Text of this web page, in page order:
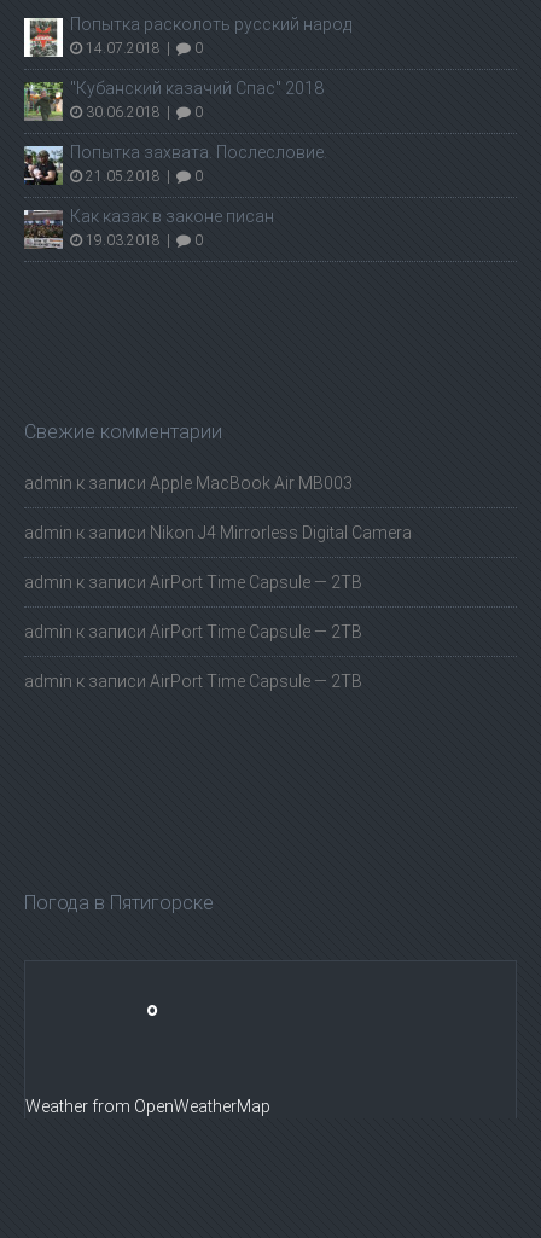
Попытка расколоть русский народ
14.07.2018 0
"Кубанский казачий Спас" 2018
30.06.2018 0
Попытка захвата. Послесловие.
21.05.2018 0
Как казак в законе писан
19.03.2018 0
Свежие комментарии
admin к записи Apple MacBook Air MB003
admin к записи Nikon J4 Mirrorless Digital Camera
admin к записи AirPort Time Capsule — 2TB
admin к записи AirPort Time Capsule — 2TB
admin к записи AirPort Time Capsule — 2TB
Погода в Пятигорске
°
Weather from OpenWeatherMap